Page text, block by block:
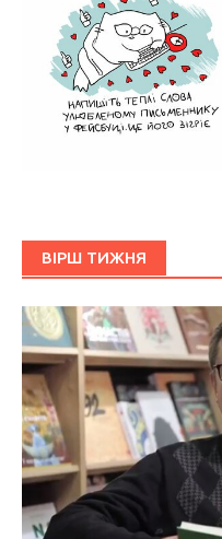
ВІРШ ТИЖНЯ